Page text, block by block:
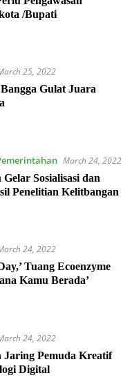
/Bupati
25, 2022
Gulat Juara
March 24, 2022
Sosialisasi dan
Penelitian Kelitbangan
24, 2022
Tuang Ecoenzyme
Kamu Berada’
24, 2022
Jaring Pemuda Kreatif
Digital